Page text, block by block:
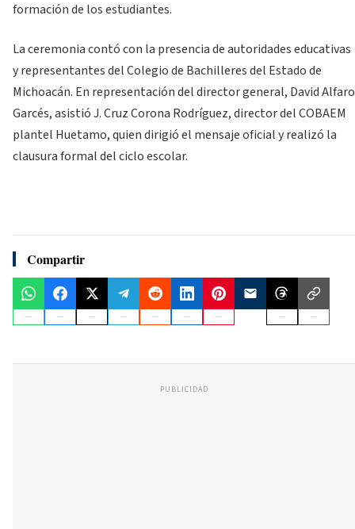
formación de los estudiantes.
La ceremonia contó con la presencia de autoridades educativas
y representantes del Colegio de Bachilleres del Estado de
Michoacán. En representación del director general, David Alfaro
Garcés, asistió J. Cruz Corona Rodríguez, director del COBAEM
plantel Huetamo, quien dirigió el mensaje oficial y realizó la
clausura formal del ciclo escolar.
Compartir
PUBLICIDAD